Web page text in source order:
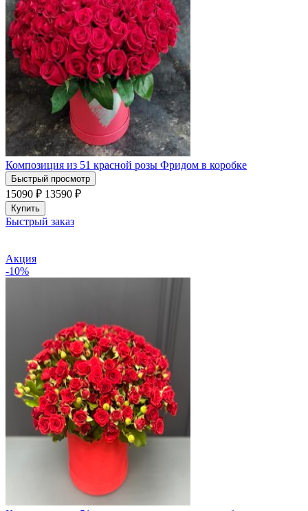
Композиция из 51 красной розы Фридом в коробке
Быстрый просмотр
15090 ₽ 13590 ₽
Купить
Быстрый заказ
Акция
-10%